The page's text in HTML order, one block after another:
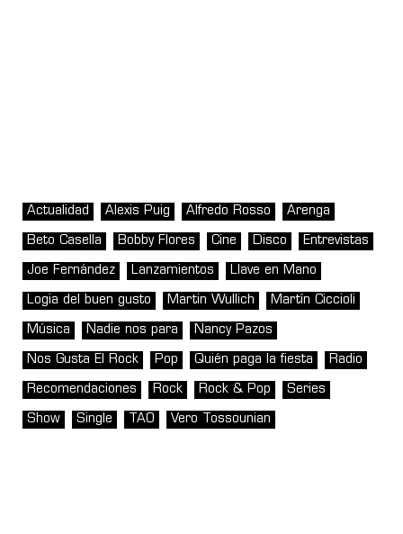
Actualidad Alexis Puig Alfredo Rosso Arenga
Beto Casella Bobby Flores Cine Disco Entrevistas
Joe Fernández Lanzamientos Llave en Mano
Logia del buen gusto Martin Wullich Martín Ciccioli
Música Nadie nos para Nancy Pazos
Nos Gusta El Rock Pop Quién paga la fiesta Radio
Recomendaciones Rock Rock & Pop Series
Show Single TAO Vero Tossounian